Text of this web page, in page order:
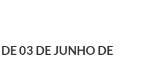
03 DE JUNHO DE